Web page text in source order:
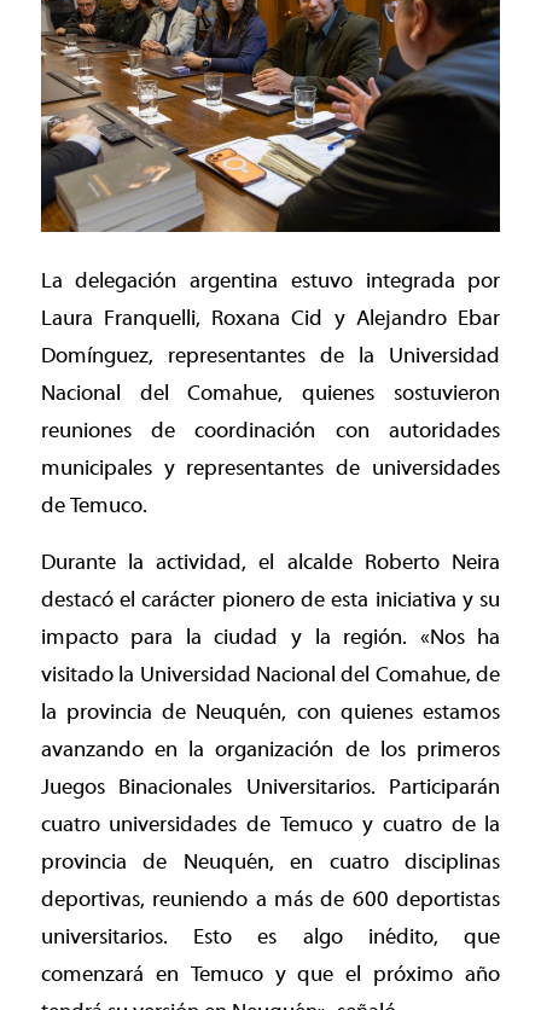
La delegación argentina estuvo integrada por
Laura Franquelli, Roxana Cid y Alejandro Ebar
Domínguez, representantes de la Universidad
Nacional del Comahue, quienes sostuvieron
reuniones de coordinación con autoridades
municipales y representantes de universidades
de Temuco.
Durante la actividad, el alcalde Roberto Neira
destacó el carácter pionero de esta iniciativa y su
impacto para la ciudad y la región. «Nos ha
visitado la Universidad Nacional del Comahue, de
la provincia de Neuquén, con quienes estamos
avanzando en la organización de los primeros
Juegos Binacionales Universitarios. Participarán
cuatro universidades de Temuco y cuatro de la
provincia de Neuquén, en cuatro disciplinas
deportivas, reuniendo a más de 600 deportistas
universitarios. Esto es algo inédito, que
comenzará en Temuco y que el próximo año